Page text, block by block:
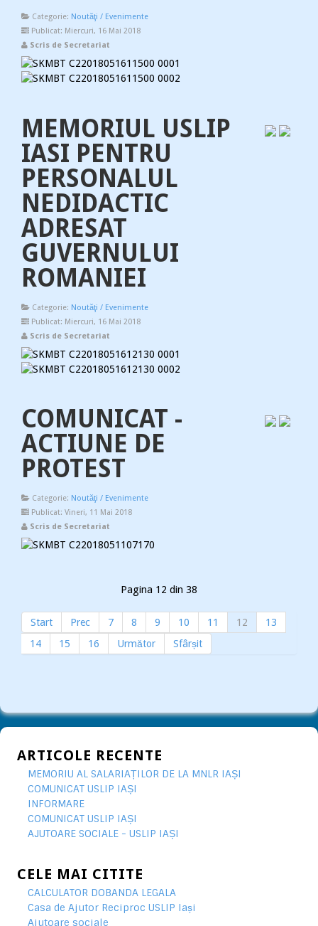
Categorie: Noutăţi / Evenimente
Publicat: Miercuri, 16 Mai 2018
Scris de Secretariat
MEMORIUL USLIP
IASI PENTRU
PERSONALUL
NEDIDACTIC
ADRESAT
GUVERNULUI
ROMANIEI
Categorie: Noutăţi / Evenimente
Publicat: Miercuri, 16 Mai 2018
Scris de Secretariat
COMUNICAT -
ACTIUNE DE
PROTEST
Categorie: Noutăţi / Evenimente
Publicat: Vineri, 11 Mai 2018
Scris de Secretariat
Pagina 12 din 38
Start Prec 7 8 9 10 11 12
13
14
15 16 Următor Sfârșit
ARTICOLE RECENTE
MEMORIU AL SALARIAȚILOR DE LA MNLR IAȘI
COMUNICAT USLIP IAȘI
INFORMARE
COMUNICAT USLIP IAȘI
AJUTOARE SOCIALE - USLIP IAȘI
CELE MAI CITITE
CALCULATOR DOBANDA LEGALA
Casa de Ajutor Reciproc USLIP Iași
Ajutoare sociale